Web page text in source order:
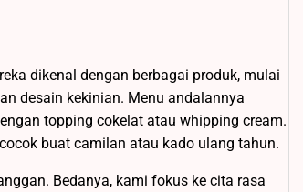
dikenal dengan berbagai produk, mulai
desain kekinian. Menu andalannya
topping cokelat atau whipping cream.
buat camilan atau kado ulang tahun.
Bedanya, kami fokus ke cita rasa